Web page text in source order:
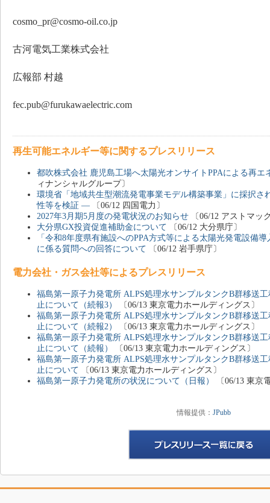
cosmo_pr@cosmo-oil.co.jp
古河電気工業株式会社
広報部 村越
fec.pub@furukawaelectric.com
再生可能エネルギー等に関するプレスリリース
都吹株式会社 鹿児島工場へ太陽光オンサイトPPAによる再エ
ィナンシャルグループ〕
環境省「地域共生型潮流発電事業モデル構築事業」に採択
性等を検証 ― 〔06/12 四国電力〕
2027年3月期5月度の発電状況のお知らせ 〔06/12 アストマッ
大分県GX投資促進補助金について 〔06/12 大分県庁〕
「令和8年度県有施設へのPPA方式等による太陽光発電設備
に係る質問への回答について 〔06/12 岩手県庁〕
電力会社・ガス会社等によるプレスリリース
福島第一原子力発電所 ALPS処理水サンプルタンクB群移送
止について（続報3）
〔06/13 東京電力ホールディングス〕
福島第一原子力発電所 ALPS処理水サンプルタンクB群移送
止について（続報2）
〔06/13 東京電力ホールディングス〕
福島第一原子力発電所 ALPS処理水サンプルタンクB群移送
止について（続報）
〔06/13 東京電力ホールディングス〕
福島第一原子力発電所 ALPS処理水サンプルタンクB群移送
止について 〔06/13 東京電力ホールディングス〕
福島第一原子力発電所の状況について（日報）
〔06/13 東京
情報提供： JPubb